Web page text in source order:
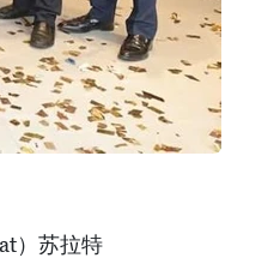
）苏拉特